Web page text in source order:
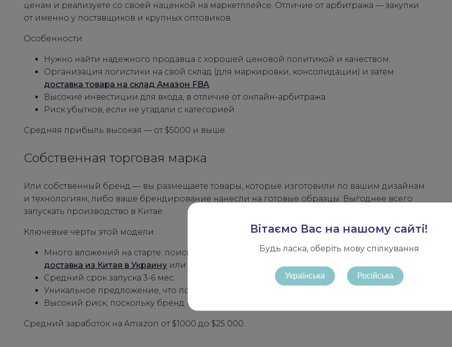
Вітаємо Вас на нашому сайті!
Будь ласка, оберіть мову спілкування
Українська Російська
ценам и реализуете со своей наценкой на маркетплейсе. Отличие от арбитража — закупки
от именно у поставщиков и крупных оптовиков.
Особенности:
Нужно найти надежного продавца с хорошей ценовой политикой и качеством.
Организация логистики на свой склад (для маркировки, консолидации) и затем
доставка товара на склад Амазон FBA.
Высокие инвестиции для входа, в отличие от онлайн-арбитража.
Риск убытков, если не угадали с категорией.
Средняя прибыль высокая — от $5000 и выше.
Собственная торговая марка
Или собственный бренд — вы размещаете товары, которые изготовили по вашим дизайнам
и технологиям, либо ваше брендирование нанесли на готовые образцы. Выгоднее всего
запускать производство в Китае.
Ключевые черты этой модели:
Много вложений на старте: поиск фабрики, согласование дизайна, инспекция,
доставка из Китая в Украину или напрямую на склад Амазон.
Средний срок запуска 3-6 мес.
Уникальное предложение, что помогает выделиться среди конкурентов.
Высокий риск, поскольку бренд неизвестен для покупателей.
Средний заработок на Amazon от $1000 до $25 000.